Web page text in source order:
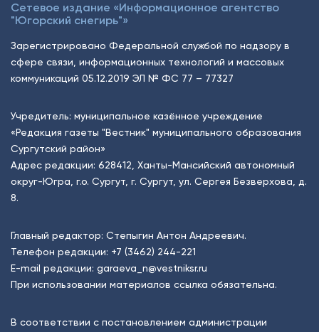
Сетевое издание «Информационное агентство
"Югорский снегирь"»
Зарегистрировано Федеральной службой по надзору в
сфере связи, информационных технологий и массовых
коммуникаций 05.12.2019 ЭЛ № ФС 77 – 77327
Учредитель: муниципальное казённое учреждение
«Редакция газеты "Вестник" муниципального образования
Сургутский район»
Адрес редакции: 628412, Ханты-Мансийский автономный
округ-Югра, г.о. Сургут, г. Сургут, ул. Сергея Безверхова, д.
8.
Главный редактор: Степыгин Антон Андреевич.
Телефон редакции: +7 (3462) 244-221
E-mail редакции: garaeva_n@vestniksr.ru
При использовании материалов ссылка обязательна.
В соответствии с постановлением администрации